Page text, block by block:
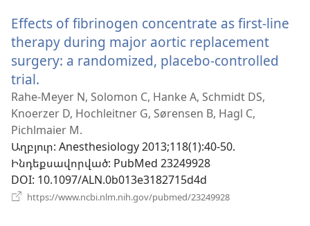
պատուհան)
Effects of fibrinogen concentrate as first-line
therapy during major aortic replacement
surgery: a randomized, placebo-controlled
trial.
է
նոր
պատուհան)
Rahe-Meyer N, Solomon C, Hanke A, Schmidt DS,
Knoerzer D, Hochleitner G, Sørensen B, Hagl C,
Pichlmaier M.
Աղբյուր‎: Anesthesiology 2013;118(1):40-50.
Ինդեքսավորված‎: PubMed 23249928
DOI‎: 10.1097/ALN.0b013e3182715d4d
https://www.ncbi.nlm.nih.gov/pubmed/23249928